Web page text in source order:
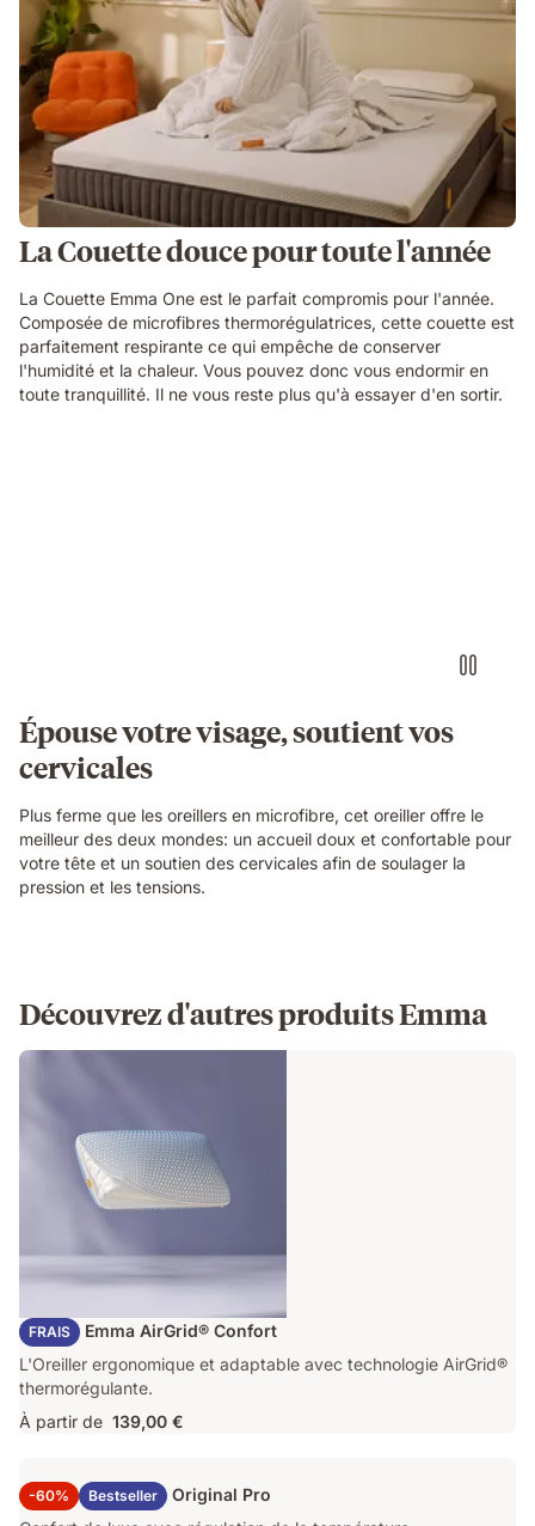
La Couette douce pour toute l'année
La Couette Emma One est le parfait compromis pour l'année.
Composée de microfibres thermorégulatrices, cette couette est
parfaitement respirante ce qui empêche de conserver
l'humidité et la chaleur. Vous pouvez donc vous endormir en
toute tranquillité. Il ne vous reste plus qu'à essayer d'en sortir.
Épouse votre visage, soutient vos
cervicales
Plus ferme que les oreillers en microfibre, cet oreiller offre le
meilleur des deux mondes: un accueil doux et confortable pour
votre tête et un soutien des cervicales afin de soulager la
pression et les tensions.
Découvrez d'autres produits Emma
FRAIS
Oreiller Emma AirGrid® Confort
L'Oreiller ergonomique et adaptable avec technologie AirGrid®
thermorégulante.
À partir de 139,00 €
-60% Bestseller
Surmatelas Emma Original Pro